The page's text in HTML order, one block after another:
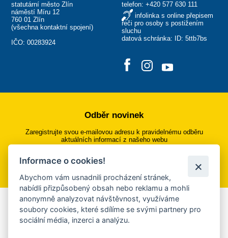
statutární město Zlín
náměstí Míru 12
760 01 Zlín
(všechna kontaktní spojení)
IČO: 00283924
telefon: +420 577 630 111
infolinka s online přepisem
řeči pro osoby s postižením
sluchu
datová schránka: ID: 5ttb7bs
Odběr novinek
Zaregistrujte svou e-mailovou adresu k pravidelnému odběru
aktuálních informací z našeho webu
Přihlásit se k odběru
Aplikace Mobilní rozhlas
Chcete dostávat do svého mobilu či mailu upozornění na
Informace o cookies!
Abychom vám usnadnili procházení stránek,
nabídli přizpůsobený obsah nebo reklamu a mohli
anonymně analyzovat návštěvnost, využíváme
soubory cookies, které sdílíme se svými partnery pro
sociální média, inzerci a analýzu.